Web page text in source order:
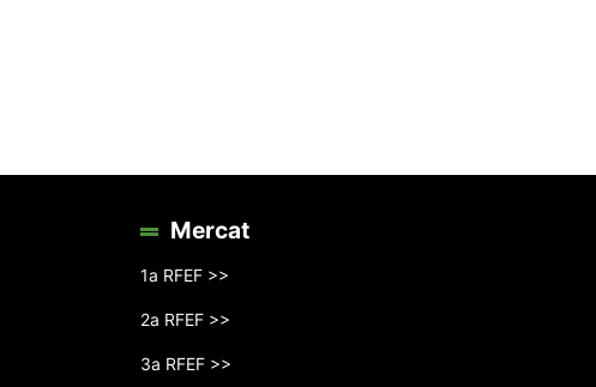
Mercat
1a RFEF >>
2a RFEF >>
3a RFEF >>